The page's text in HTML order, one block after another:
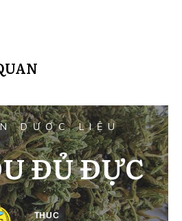
DƯỢC LIỆU
ĐỦ ĐỰC
THUC